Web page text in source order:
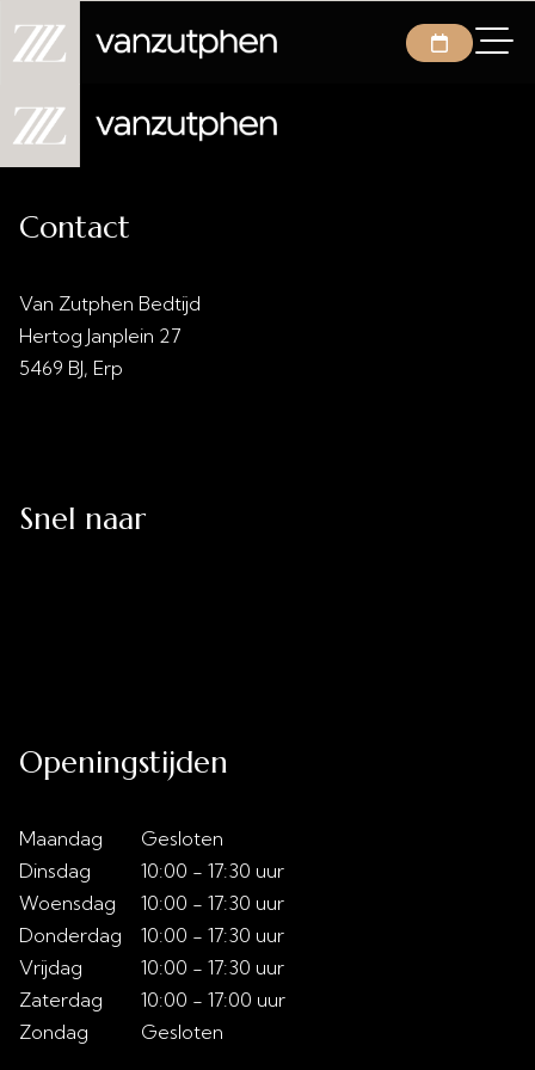
Contact
Van Zutphen Bedtijd
Hertog Janplein 27
5469 BJ, Erp
Snel naar
Openingstijden
Maandag
Dinsdag
Woensdag
Donderdag
Vrijdag
Zaterdag
Zondag
Gesloten
10:00 - 17:30 uur
10:00 - 17:30 uur
10:00 - 17:30 uur
10:00 - 17:30 uur
10:00 - 17:00 uur
Gesloten